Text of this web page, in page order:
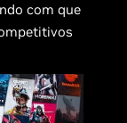
com que